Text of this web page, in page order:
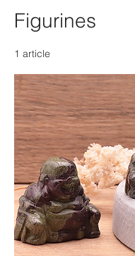
Figurines
1 article